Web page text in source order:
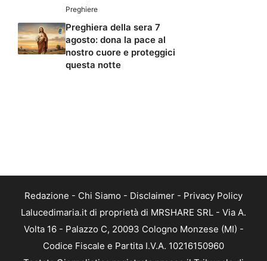
Preghiere
Preghiera della sera 7
agosto: dona la pace al
nostro cuore e proteggici
questa notte
Redazione - Chi Siamo - Disclaimer - Privacy Policy
Lalucedimaria.it di proprietà di MRSHARE SRL - Via A.
Volta 16 - Palazzo C, 20093 Cologno Monzese (MI) -
Codice Fiscale e Partita I.V.A. 10216150960